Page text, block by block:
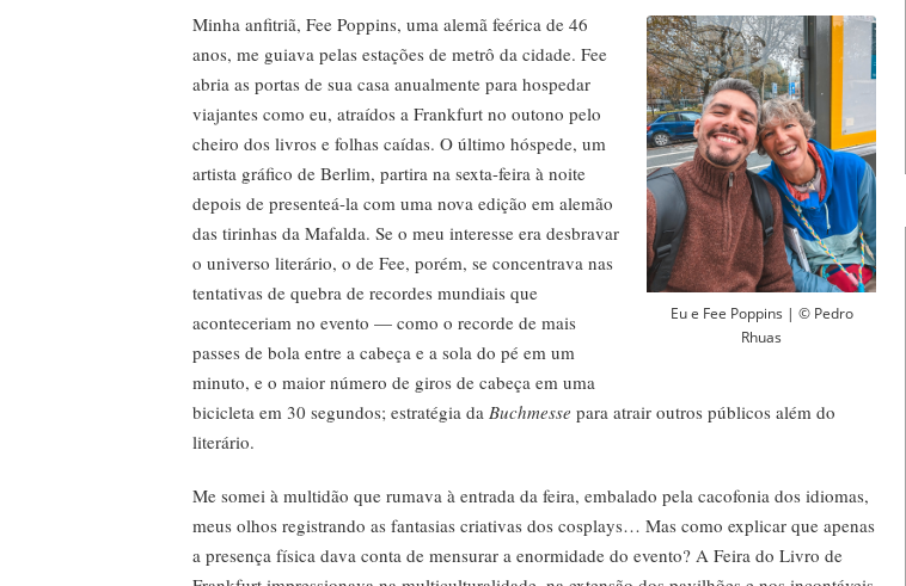
Eu e Fee Poppins | © Pedro
Rhuas
Minha anfitriã, Fee Poppins, uma alemã feérica de 46
anos, me guiava pelas estações de metrô da cidade. Fee
abria as portas de sua casa anualmente para hospedar
viajantes como eu, atraídos a Frankfurt no outono pelo
cheiro dos livros e folhas caídas. O último hóspede, um
artista gráfico de Berlim, partira na sexta-feira à noite
depois de presenteá-la com uma nova edição em alemão
das tirinhas da Mafalda. Se o meu interesse era desbravar
o universo literário, o de Fee, porém, se concentrava nas
tentativas de quebra de recordes mundiais que
aconteceriam no evento — como o recorde de mais
passes de bola entre a cabeça e a sola do pé em um
minuto, e o maior número de giros de cabeça em uma
bicicleta em 30 segundos; estratégia da Buchmesse para atrair outros públicos além do
literário.
Me somei à multidão que rumava à entrada da feira, embalado pela cacofonia dos idiomas,
meus olhos registrando as fantasias criativas dos cosplays… Mas como explicar que apenas
a presença física dava conta de mensurar a enormidade do evento? A Feira do Livro de